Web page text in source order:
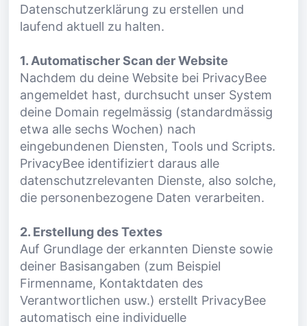
Datenschutzerklärung zu erstellen und
laufend aktuell zu halten.
1. Automatischer Scan der Website
Nachdem du deine Website bei PrivacyBee
angemeldet hast, durchsucht unser System
deine Domain regelmässig (standardmässig
etwa alle sechs Wochen) nach
eingebundenen Diensten, Tools und Scripts.
PrivacyBee identifiziert daraus alle
datenschutzrelevanten Dienste, also solche,
die personenbezogene Daten verarbeiten.
2. Erstellung des Textes
Auf Grundlage der erkannten Dienste sowie
deiner Basisangaben (zum Beispiel
Firmenname, Kontaktdaten des
Verantwortlichen usw.) erstellt PrivacyBee
automatisch eine individuelle